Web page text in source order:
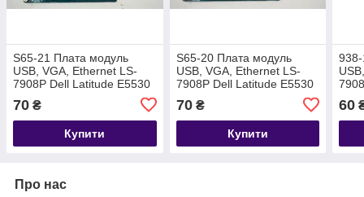
S65-21 Плата модуль
USB, VGA, Ethernet LS-
7908P Dell Latitude E5530
70 ₴
Купити
S65-20 Плата модуль
USB, VGA, Ethernet LS-
7908P Dell Latitude E5530
70₴
Купити
60
Про нас